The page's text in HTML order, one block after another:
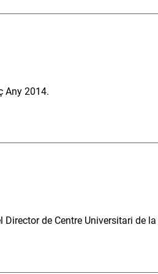
Any 2014.
de Centre Universitari de